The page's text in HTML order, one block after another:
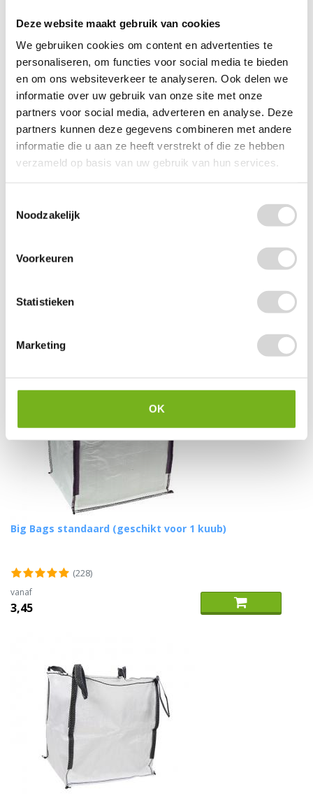
Deze website maakt gebruik van cookies
We gebruiken cookies om content en advertenties te
personaliseren, om functies voor social media te bieden
en om ons websiteverkeer te analyseren. Ook delen we
informatie over uw gebruik van onze site met onze
partners voor social media, adverteren en analyse. Deze
partners kunnen deze gegevens combineren met andere
informatie die u aan ze heeft verstrekt of die ze hebben
verzameld op basis van uw gebruik van hun services.
Noodzakelijk
Voorkeuren
Statistieken
Marketing
OK
Afzetlint processierups
13,00
Producten uit dezelfde categorie
Big Bags standaard (geschikt voor 1 kuub)
(228)
vanaf
3,45